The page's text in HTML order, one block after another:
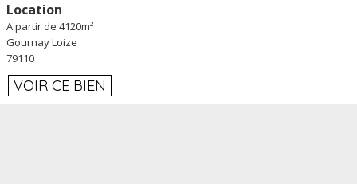
Location
A partir de 4120m²
Gournay Loize
79110
VOIR CE BIEN